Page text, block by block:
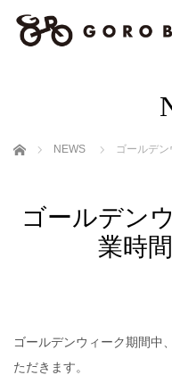
ホーム NEWS ゴールデ
ゴールデン
業時
ゴールデンウィーク期間中
ただきます。